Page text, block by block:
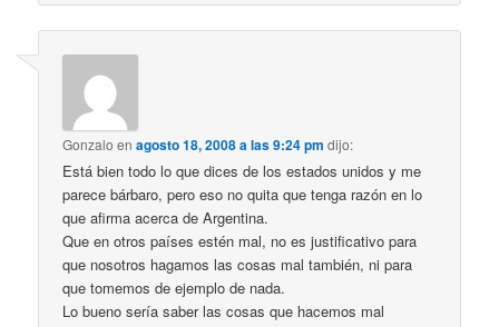
Gonzalo enagosto 18, 2008 a las 9:24 pm dijo:
Está bien todo lo que dices de los estados unidos y me
parece bárbaro, pero eso no quita que tenga razón en lo
que afirma acerca de Argentina.
Que en otros países estén mal, no es justificativo para
que nosotros hagamos las cosas mal también, ni para
que tomemos de ejemplo de nada.
Lo bueno sería saber las cosas que hacemos mal